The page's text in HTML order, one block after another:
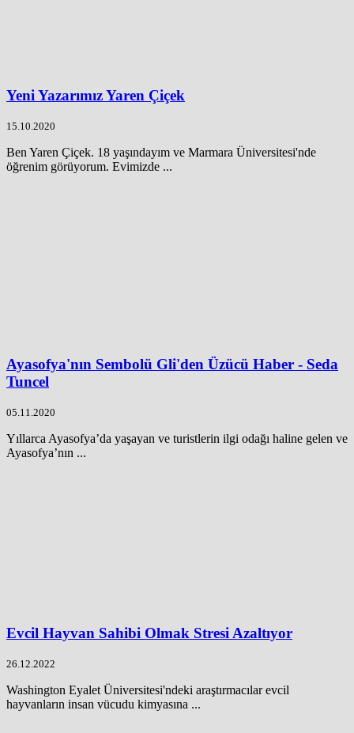
Yeni Yazarımız Yaren Çiçek
15.10.2020
Ben Yaren Çiçek. 18 yaşındayım ve Marmara Üniversitesi'nde
öğrenim görüyorum. Evimizde ...
Ayasofya'nın Sembolü Gli'den Üzücü Haber - Seda
Tuncel
05.11.2020
Yıllarca Ayasofya’da yaşayan ve turistlerin ilgi odağı haline gelen ve
Ayasofya’nın ...
Evcil Hayvan Sahibi Olmak Stresi Azaltıyor
26.12.2022
Washington Eyalet Üniversitesi'ndeki araştırmacılar evcil
hayvanların insan vücudu kimyasına ...